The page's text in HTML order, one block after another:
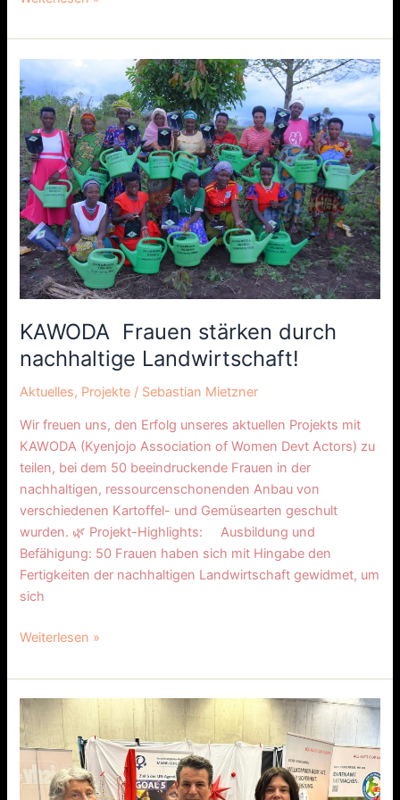
KAWODA Frauen stärken durch
nachhaltige Landwirtschaft!
Aktuelles, Projekte / Sebastian Mietzner
Wir freuen uns, den Erfolg unseres aktuellen Projekts mit
KAWODA (Kyenjojo Association of Women Devt Actors) zu
teilen, bei dem 50 beeindruckende Frauen in der
nachhaltigen, ressourcenschonenden Anbau von
verschiedenen Kartoffel- und Gemüsearten geschult
wurden. 🌿 Projekt-Highlights: Ausbildung und
Befähigung: 50 Frauen haben sich mit Hingabe den
Fertigkeiten der nachhaltigen Landwirtschaft gewidmet, um
sich
KAWODA
Frauen
stärken
durch
nachhaltige
Landwirtschaft!
Weiterlesen »
Bericht
über
die
Teilnahme